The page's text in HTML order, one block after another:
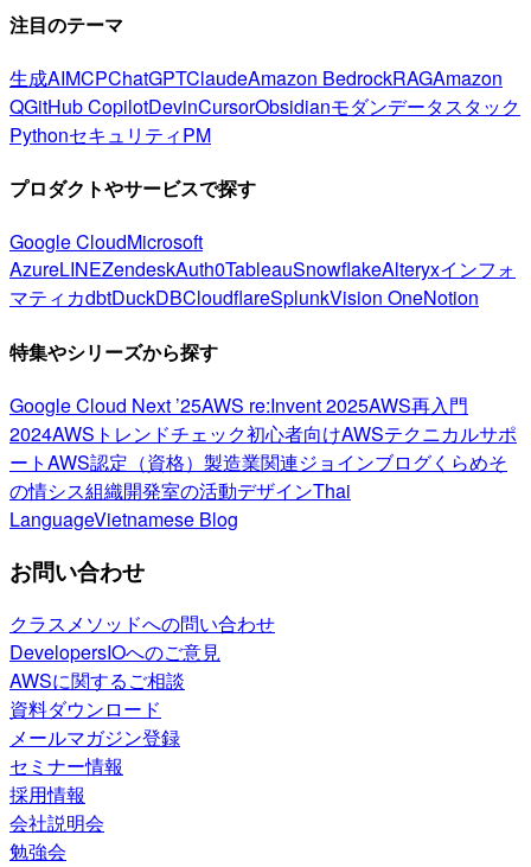
注目のテーマ
生成AIMCPChatGPTClaudeAmazon BedrockRAGAmazon
QGitHub CopilotDevinCursorObsidianモダンデータスタック
PythonセキュリティPM
プロダクトやサービスで探す
Google CloudMicrosoft
AzureLINEZendeskAuth0TableauSnowflakeAlteryxインフォ
マティカdbtDuckDBCloudflareSplunkVision OneNotion
特集やシリーズから探す
Google Cloud Next ’25AWS re:Invent 2025AWS再入門
2024AWSトレンドチェック初心者向けAWSテクニカルサポ
ートAWS認定（資格） 製造業関連ジョインブログくらめそ
の情シス組織開発室の活動デザインThai
LanguageVietnamese Blog
お問い合わせ
クラスメソッドへの問い合わせ
DevelopersIOへのご意見
AWSに関するご相談
資料ダウンロード
メールマガジン登録
セミナー情報
採用情報
会社説明会
勉強会